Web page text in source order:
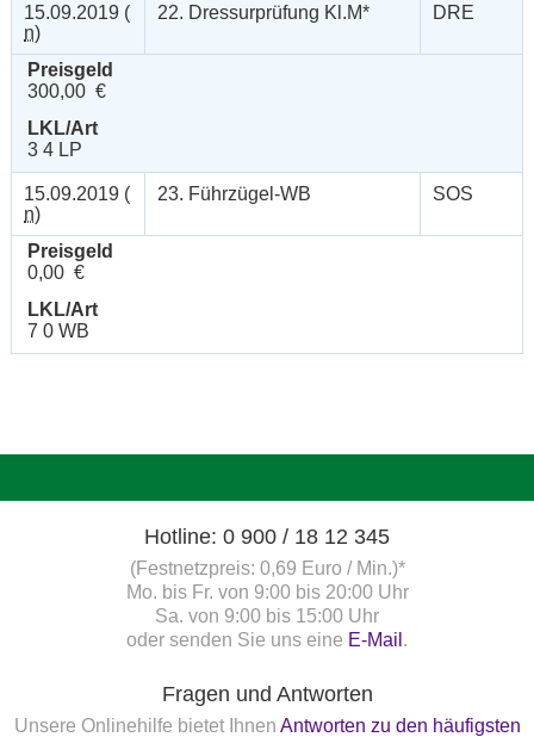
15.09.2019 (
n)
22. Dressurprüfung Kl.M* DRE
Preisgeld
300,00 €
LKL/Art
3 4 LP
15.09.2019 (
n)
23. Führzügel-WB SOS
Preisgeld
0,00 €
LKL/Art
7 0 WB
Hotline: 0 900 / 18 12 345
(Festnetzpreis: 0,69 Euro / Min.)*
Mo. bis Fr. von 9:00 bis 20:00 Uhr
Sa. von 9:00 bis 15:00 Uhr
oder senden Sie uns eine E-Mail .
Fragen und Antworten
Unsere Onlinehilfe bietet Ihnen Antworten zu den häufigsten